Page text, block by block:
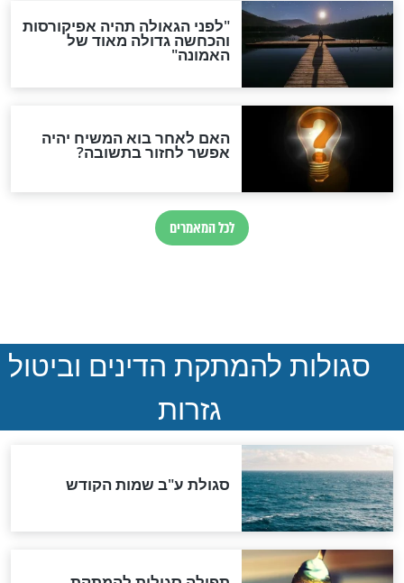
הותר לפרסום: לוחמי מילואים
נהרגו בדרום לבנון
ואיראן: בלי שקיפות ועם הרבה
סימני שאלה
הנדיר של הרשב"ם התגלה
"מודה לקב"ה על כל השנים"
לכל המאמרים